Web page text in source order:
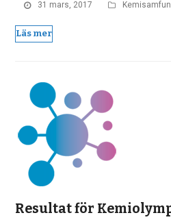
31 mars, 2017
Läs mer
Resultat för